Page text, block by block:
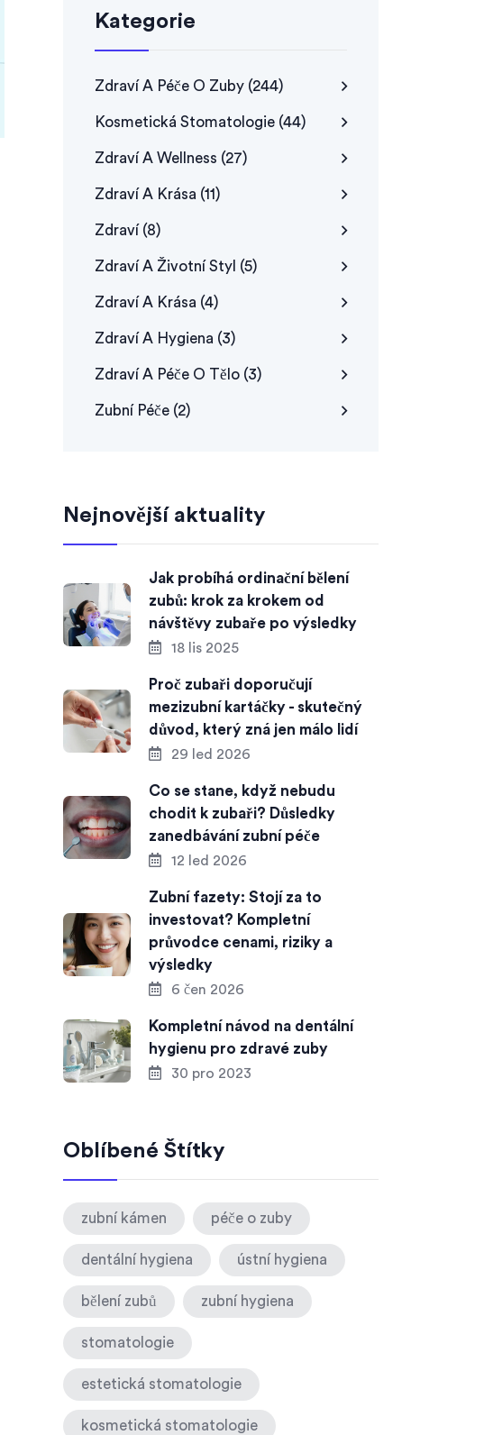
Kategorie
Zdraví A Péče O Zuby (244)
Kosmetická Stomatologie (44)
Zdraví A Wellness (27)
Zdraví A Krása (11)
Zdraví (8)
Zdraví A Životní Styl (5)
Zdraví A Krása (4)
Zdraví A Hygiena (3)
Zdraví A Péče O Tělo (3)
Zubní Péče (2)
Nejnovější aktuality
Jak probíhá ordinační bělení
zubů: krok za krokem od
návštěvy zubaře po výsledky
18 lis 2025
Proč zubaři doporučují
mezizubní kartáčky - skutečný
důvod, který zná jen málo lidí
29 led 2026
Co se stane, když nebudu
chodit k zubaři? Důsledky
zanedbávání zubní péče
12 led 2026
Zubní fazety: Stojí za to
investovat? Kompletní
průvodce cenami, riziky a
výsledky
6 čen 2026
Kompletní návod na dentální
hygienu pro zdravé zuby
30 pro 2023
Oblíbené Štítky
zubní kámen péče o zuby
dentální hygiena ústní hygiena
bělení zubů zubní hygiena
stomatologie
estetická stomatologie
kosmetická stomatologie